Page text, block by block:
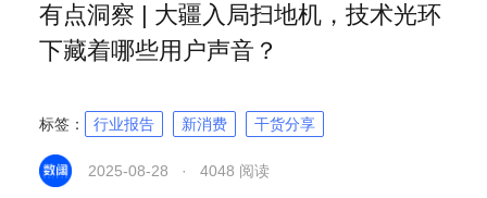
有点洞察 | 大疆入局扫地机，技术光环
下藏着哪些用户声音？
标签： 行业报告 新消费 干货分享
2025-08-28 · 4048 阅读